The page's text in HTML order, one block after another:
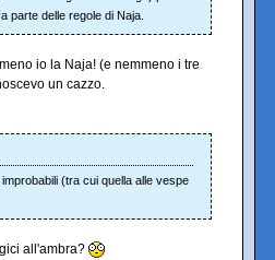
parte delle regole di Naja.
io la Naja! (e nemmeno i tre
un cazzo.
(tra cui quella alle vespe
all'ambra?